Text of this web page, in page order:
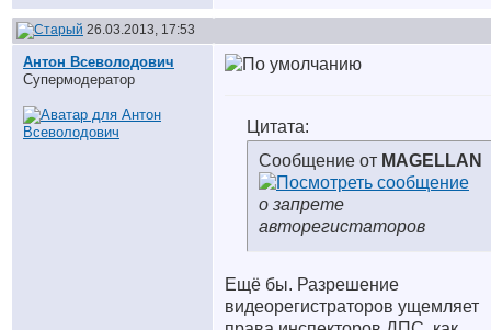
26.03.2013, 17:53
Антон Всеволодович
Супермодератор
Цитата:
Сообщение от MAGELLAN
о запрете
авторегистаторов
Ещё бы. Разрешение
видеорегистраторов ущемляет